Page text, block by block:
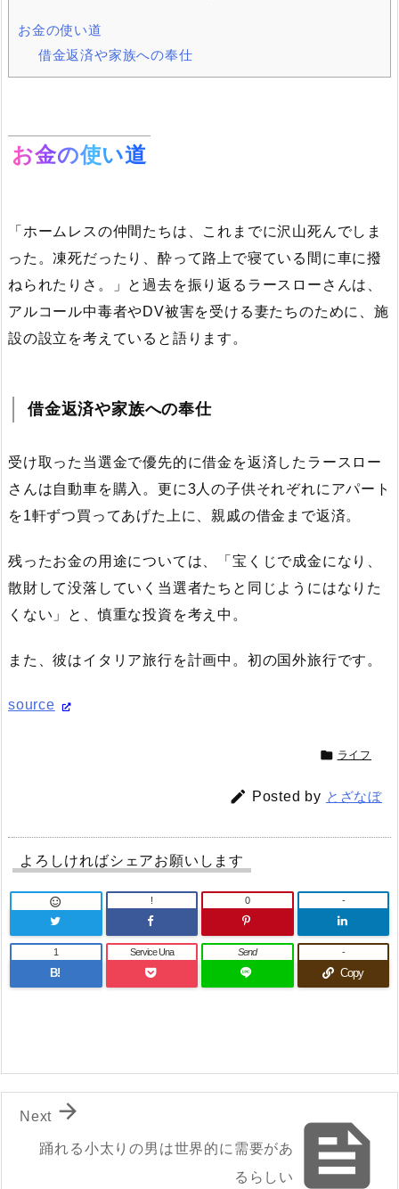
お金の使い道
借金返済や家族への奉仕
お金の使い道
「ホームレスの仲間たちは、これまでに沢山死んでしま
った。凍死だったり、酔って路上で寝ている間に車に撥
ねられたりさ。」と過去を振り返るラースローさんは、
アルコール中毒者やDV被害を受ける妻たちのために、施
設の設立を考えていると語ります。
借金返済や家族への奉仕
受け取った当選金で優先的に借金を返済したラースロー
さんは自動車を購入。更に3人の子供それぞれにアパート
を1軒ずつ買ってあげた上に、親戚の借金まで返済。
残ったお金の用途については、「宝くじで成金になり、
散財して没落していく当選者たちと同じようにはなりた
くない」と、慎重な投資を考え中。
また、彼はイタリア旅行を計画中。初の国外旅行です。
source
 ライフ
 Posted by とざなぼ
よろしければシェアお願いします
 ! 0 -
B!
1 Service Una Send
Copy
-

踊れる小太りの男は世界的に需要があ
るらしい

Next